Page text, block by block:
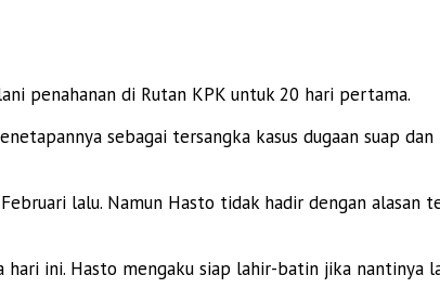
penahanan di Rutan KPK untuk 20 hari pertama.
sebagai tersangka kasus dugaan suap
lalu. Namun Hasto tidak hadir dengan alasan
ini. Hasto mengaku siap lahir-batin jika nantinya